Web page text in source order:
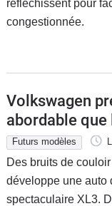
réfléchissent pour
congestionnée.
Volkswagen
abordable que
Futurs modèles
Des bruits de
développe une auto
spectaculaire XL3.